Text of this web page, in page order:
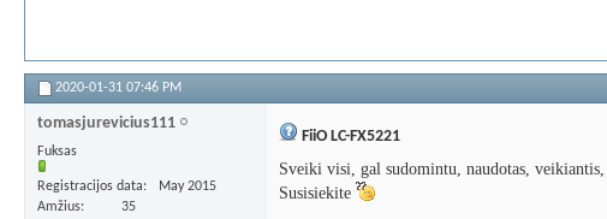
2020-01-31 07:46 PM
tomasjurevicius111
Fuksas
Registracijos data
May 2015
Amžius
35
FiiO LC-FX5221
Sveiki visi, gal sudomintu, naudotas,
Susisiekite